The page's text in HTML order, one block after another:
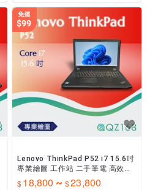
Lenovo ThinkPad P52 i7 15.6吋
專業繪圖 工作站 二手筆電 高效能
優質筆電 中古筆電
18,800 ~ 23,800